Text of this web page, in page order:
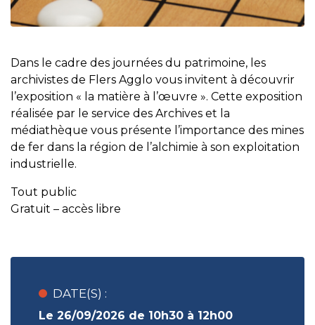
Dans le cadre des journées du patrimoine, les
archivistes de Flers Agglo vous invitent à découvrir
l’exposition « la matière à l’œuvre ». Cette exposition
réalisée par le service des Archives et la
médiathèque vous présente l’importance des mines
de fer dans la région de l’alchimie à son exploitation
industrielle.
Tout public
Gratuit – accès libre
DATE(S) :
Le 26/09/2026 de 10h30 à 12h00